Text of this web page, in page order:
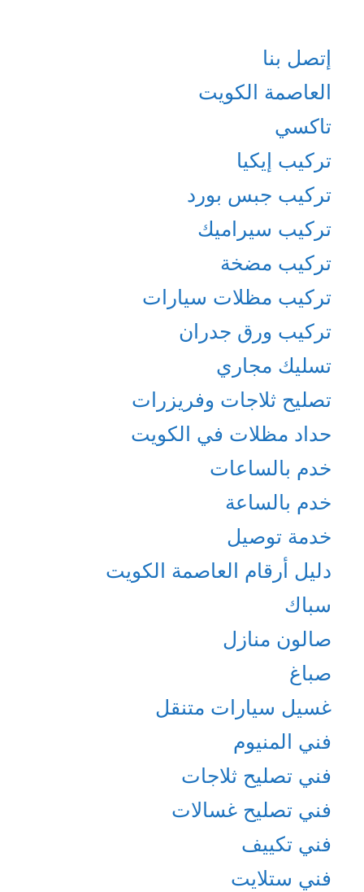
إتصل بنا
العاصمة الكويت
تاكسي
تركيب إيكيا
تركيب جبس بورد
تركيب سيراميك
تركيب مضخة
تركيب مظلات سيارات
تركيب ورق جدران
تسليك مجاري
تصليح ثلاجات وفريزرات
حداد مظلات في الكويت
خدم بالساعات
خدم بالساعة
خدمة توصيل
دليل أرقام العاصمة الكويت
سباك
صالون منازل
صباغ
غسيل سيارات متنقل
فني المنيوم
فني تصليح ثلاجات
فني تصليح غسالات
فني تكييف
فني ستلايت